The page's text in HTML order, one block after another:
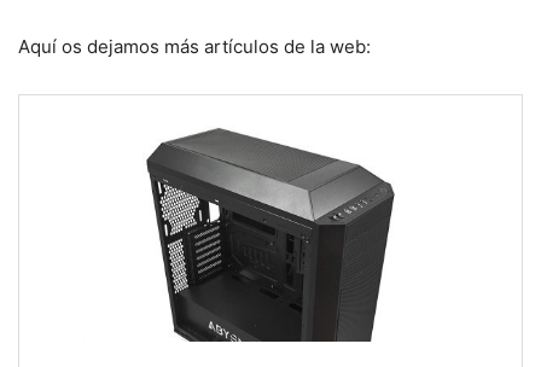
Aquí os dejamos más artículos de la web: